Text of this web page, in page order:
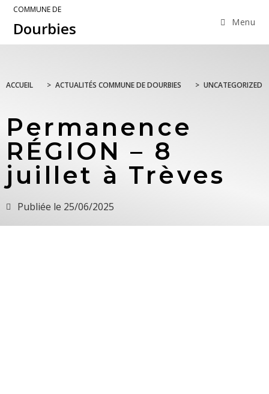
COMMUNE DE
Dourbies Menu
ACCUEIL > ACTUALITÉS COMMUNE DE DOURBIES > UNCATEGORIZED
Permanence
RÉGION – 8
juillet à Trèves
Publiée le 25/06/2025